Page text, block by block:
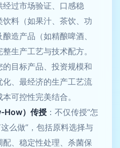
经过市场验证、口感稳
料（如果汁、茶饮、功
造产品（如精酿啤酒、
生产工艺与技术配方。
的目标产品、投资规模和
、最经济的生产工艺流
可控性完美结合。
How）传授 ：不仅传授“怎
么做”，包括原料选择与
、稳定性处理、杀菌保